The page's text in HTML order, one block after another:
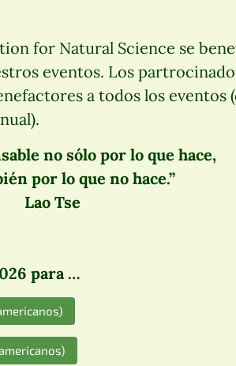
for Natural Science se
eventos. Los
a todos los eventos
no sólo por lo que hace,
por lo que no hace.”
Lao Tse
para …